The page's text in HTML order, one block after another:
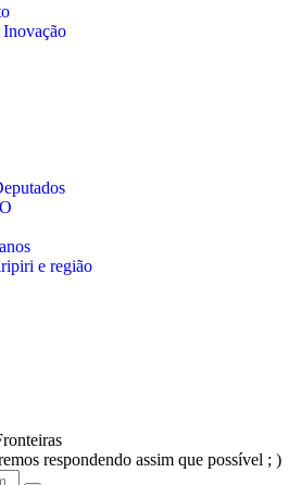
e região
respondendo assim que possível ; )